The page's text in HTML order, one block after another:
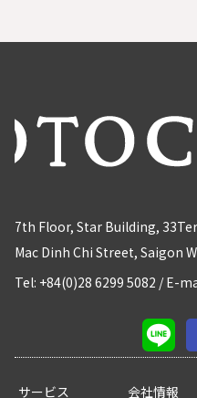
サービス 会社情報
7th Floor, Star Building,
Mac Dinh Chi Street, Saigon
Tel: +84(0)28 6299 5082 /E-